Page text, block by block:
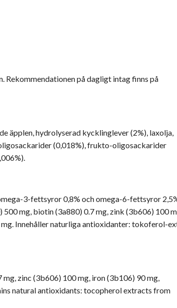
på dagligt intag finns på
äpplen, hydrolyserad kycklinglever (2%), laxolja,
(0,018%), frukto-oligosackarider
3-fettsyror 0,8% och omega-6-fettsyror
mg, biotin (3a880) 0.7 mg, zink (3b606) 100
mg. Innehåller naturliga antioxidanter: tokoferol-
zinc (3b606) 100 mg, iron (3b106) 90 mg,
natural antioxidants: tocopherol extracts from